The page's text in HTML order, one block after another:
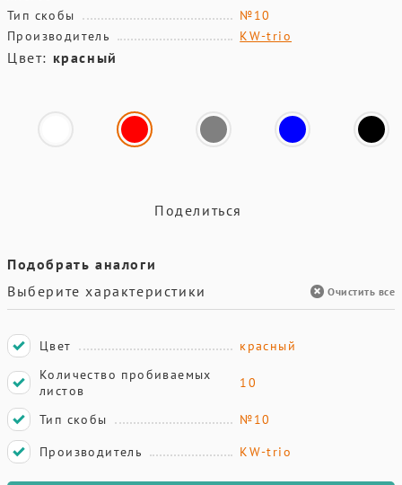
Тип скобы
№10
Производитель
KW-trio
Цвет: красный
Поделиться
Подобрать аналоги
Выберите характеристики
Очистить все
Цвет
красный
Количество пробиваемых
листов
10
Тип скобы
№10
Производитель
KW-trio